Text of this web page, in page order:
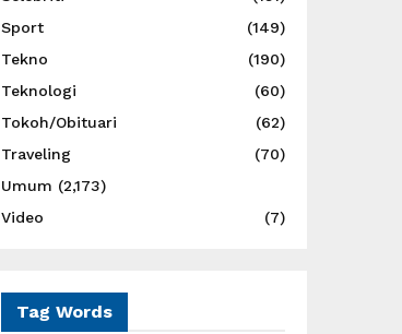
Sport
(149)
Tekno
(190)
Teknologi
(60)
Tokoh/Obituari
(62)
Traveling
(70)
Umum (2,173)
Video
(7)
Tag Words